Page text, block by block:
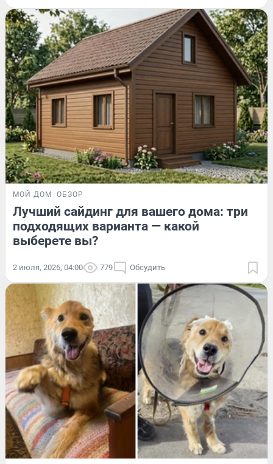
МОЙ ДОМ ОБЗОР
Лучший сайдинг для вашего дома: три
подходящих варианта — какой
выберете вы?
2 июля, 2026, 04:00 779 Обсудить